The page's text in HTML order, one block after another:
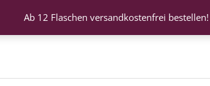
Ab 12 Flaschen versandkostenfrei bestellen!